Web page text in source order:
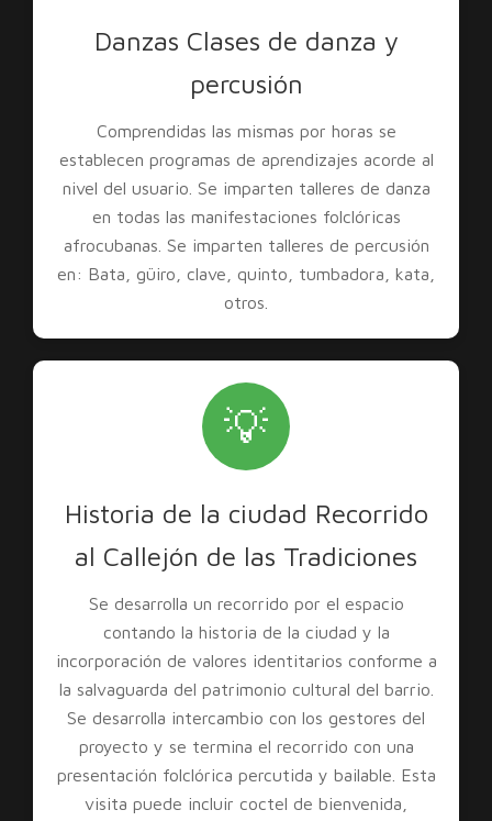
Danzas Clases de danza y
percusión
Comprendidas las mismas por horas se
establecen programas de aprendizajes acorde al
nivel del usuario. Se imparten talleres de danza
en todas las manifestaciones folclóricas
afrocubanas. Se imparten talleres de percusión
en: Bata, güiro, clave, quinto, tumbadora, kata,
otros.
💡
Historia de la ciudad Recorrido
al Callejón de las Tradiciones
Se desarrolla un recorrido por el espacio
contando la historia de la ciudad y la
incorporación de valores identitarios conforme a
la salvaguarda del patrimonio cultural del barrio.
Se desarrolla intercambio con los gestores del
proyecto y se termina el recorrido con una
presentación folclórica percutida y bailable. Esta
visita puede incluir coctel de bienvenida,